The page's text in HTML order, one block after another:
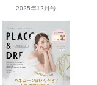
2025年12月号